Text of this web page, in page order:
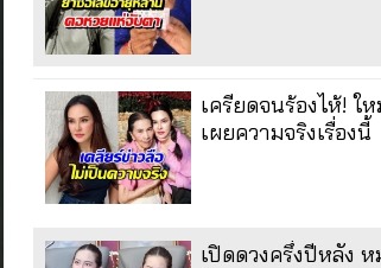
เครียดจนร้องไห้! ใ
เผยความจริงเรื่องนี้
เปิดดวงครึ่งปีหลัง